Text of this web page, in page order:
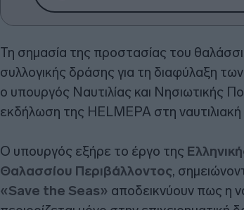
Τη σημασία της προστασίας του
συλλογικής δράσης για τη διαφύλαξη
ο υπουργός Ναυτιλίας και Νησιωτικής
εκδήλωση της HELMEPA στη
Ο υπουργός εξήρε το έργο της
Θαλασσίου Περιβάλλοντος,
«Save the Seas» αποδεικνύουν πως η